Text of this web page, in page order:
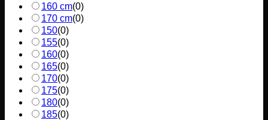
160 cm(0)
170 cm(0)
150(0)
155(0)
160(0)
165(0)
170(0)
175(0)
180(0)
185(0)